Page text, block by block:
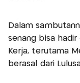
Dalam
senang bisa
Kerja, terutama
berasal dari